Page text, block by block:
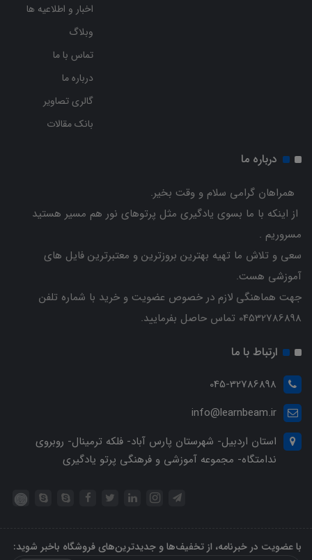
اخبار و اطلاعیه ها
وبلاگ
تماس با ما
درباره ما
گالری تصاویر
بانک مقالات
درباره ما
همراهان گرامی سلام و وقت بخیر.
از اینکه با ما بسوی یادگیری مثل پرتوهای نور هم مسیر هستید
مسروریم .
سعی و تلاش ما تهیه بهترین بروزترین و معتبرترین فایل های
آموزشی هست.
جهت هماهنگی لازم در خصوص عضویت و خرید با شماره تلفن
04532786898 تماس حاصل بفرمایید.
ارتباط با ما
045-32786898
info@learnbeam.ir
استان اردبیل- شهرستان پارس آباد- فلکه ترمینال- روبروی
ندامتگاه- مجموعه آموزشی و فرهنگی پرتو یادگیری
با عضویت در خبرنامه، از تخفیف‌ها و جدیدترین‌های فروشگاه باخبر شوید: